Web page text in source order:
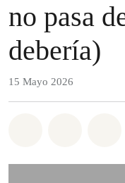
no pasa
debería)
15 Mayo 2026